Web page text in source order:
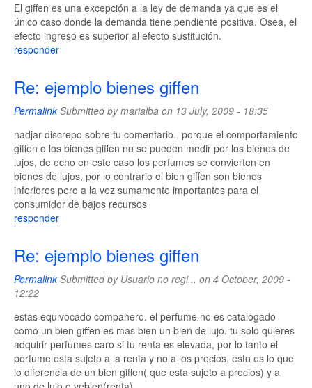
El giffen es una excepción a la ley de demanda ya que es el
único caso donde la demanda tiene pendiente positiva. Osea, el
efecto ingreso es superior al efecto sustitución.
responder
Re: ejemplo bienes giffen
PermalinkSubmitted bymarialba on 13 July, 2009 - 18:35
nadjar discrepo sobre tu comentario.. porque el comportamiento
giffen o los bienes giffen no se pueden medir por los bienes de
lujos, de echo en este caso los perfumes se convierten en
bienes de lujos, por lo contrario el bien giffen son bienes
inferiores pero a la vez sumamente importantes para el
consumidor de bajos recursos
responder
Re: ejemplo bienes giffen
PermalinkSubmitted by Usuario no regi... on 4 October, 2009 -
12:22
estas equivocado compañero. el perfume no es catalogado
como un bien giffen es mas bien un bien de lujo. tu solo quieres
adquirir perfumes caro si tu renta es elevada, por lo tanto el
perfume esta sujeto a la renta y no a los precios. esto es lo que
lo diferencia de un bien giffen( que esta sujeto a precios) y a